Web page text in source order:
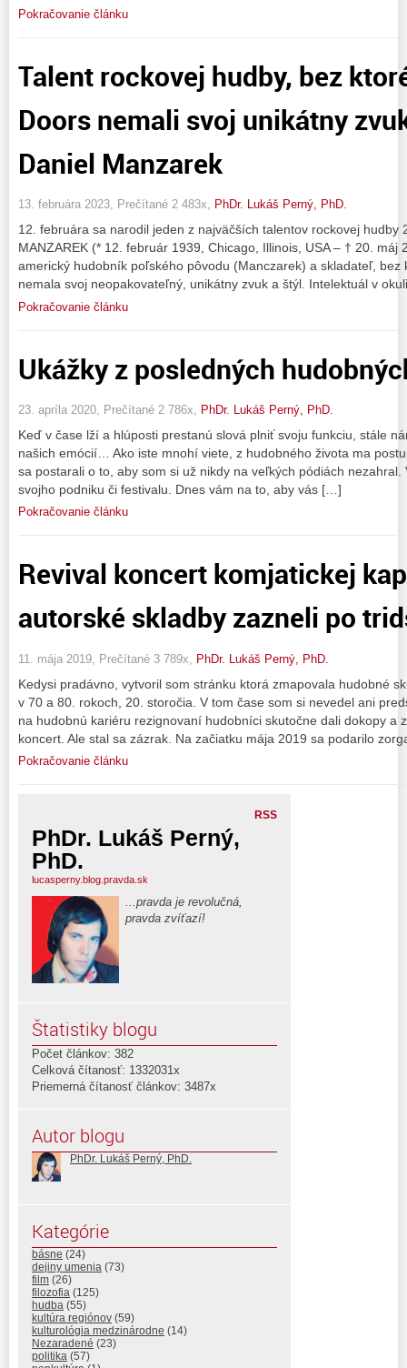
Pokračovanie článku
Talent rockovej hudby, bez
Doors nemali svoj unikátny
Daniel Manzarek
13. februára 2023, Prečítané 2 483x, PhDr. Lukáš Perný, PhD.
12. februára sa narodil jeden z najväčších talentov rockovej hudby
MANZAREK (* 12. február 1939, Chicago, Illinois, USA – † 20. máj
americký hudobník poľského pôvodu (Manczarek) a skladateľ, bez
nemala svoj neopakovateľný, unikátny zvuk a štýl. Intelektuál v
Pokračovanie článku
Ukážky z posledných
23. apríla 2020, Prečítané 2 786x, PhDr. Lukáš Perný, PhD.
Keď v čase lží a hlúposti prestanú slová plniť svoju funkciu, stále
našich emócií… Ako iste mnohí viete, z hudobného života ma
sa postarali o to, aby som si už nikdy na veľkých pódiách
svojho podniku či festivalu. Dnes vám na to, aby vás […]
Pokračovanie článku
Revival koncert komjatickej
autorské skladby zazneli po
11. mája 2019, Prečítané 3 789x, PhDr. Lukáš Perný, PhD.
Kedysi pradávno, vytvoril som stránku ktorá zmapovala hudobné
v 70 a 80. rokoch, 20. storočia. V tom čase som si nevedel ani
na hudobnú kariéru rezignovaní hudobníci skutočne dali dokopy a
koncert. Ale stal sa zázrak. Na začiatku mája 2019 sa podarilo
Pokračovanie článku
RSS
PhDr. Lukáš Perný,
PhD.
lucasperny.blog.pravda.sk
...pravda je revolučná,
pravda zvíťazí!
Štatistiky blogu
Počet článkov: 382
Celková čítanosť: 1332031x
Priemerná čítanosť článkov: 3487x
Autor blogu
PhDr. Lukáš Perný, PhD.
Kategórie
básne (24)
dejiny umenia (73)
film (26)
filozofia (125)
hudba (55)
kultúra regiónov (59)
kulturológia medzinárodne (14)
Nezaradené (23)
politika (57)